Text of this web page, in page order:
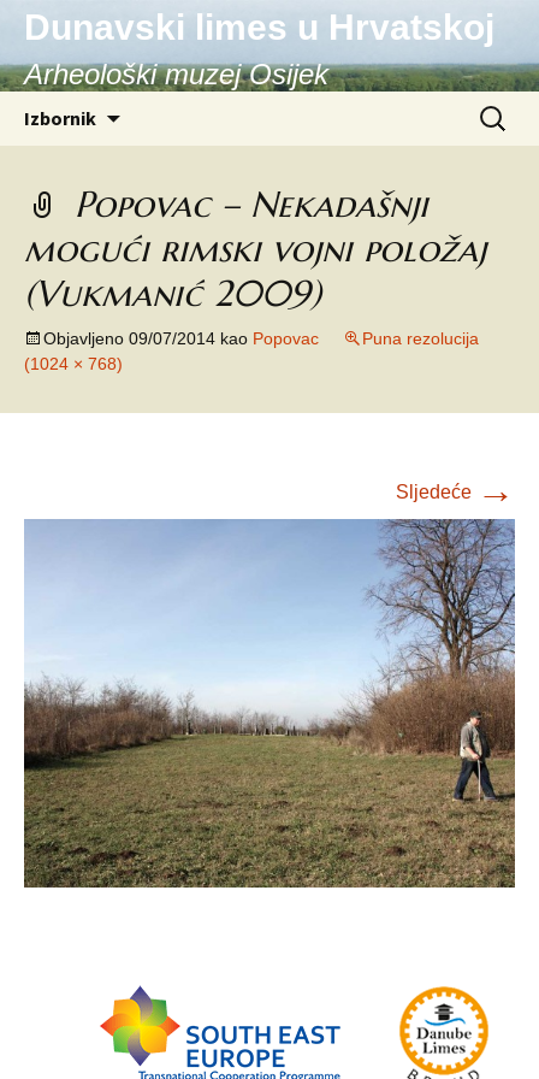
Dunavski limes u Hrvatskoj
Arheološki muzej Osijek
Izbornik
Popovac – Nekadašnji
mogući rimski vojni položaj
(Vukmanić 2009)
Objavljeno 09/07/2014 kao Popovac
Puna rezolucija
(1024 × 768)
Sljedeće →